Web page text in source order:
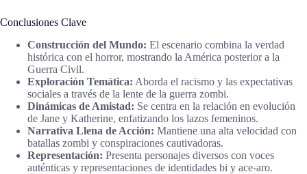
Conclusiones Clave
Construcción del Mundo: El escenario combina la verdad
histórica con el horror, mostrando la América posterior a la
Guerra Civil.
Exploración Temática: Aborda el racismo y las expectativas
sociales a través de la lente de la guerra zombi.
Dinámicas de Amistad: Se centra en la relación en evolución
de Jane y Katherine, enfatizando los lazos femeninos.
Narrativa Llena de Acción: Mantiene una alta velocidad con
batallas zombi y conspiraciones cautivadoras.
Representación: Presenta personajes diversos con voces
auténticas y representaciones de identidades bi y ace-aro.